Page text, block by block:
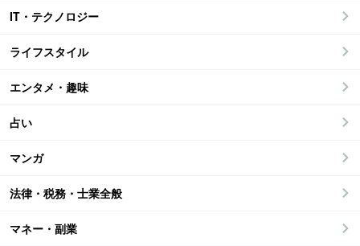
IT・テクノロジー
ライフスタイル
エンタメ・趣味
占い
マンガ
法律・税務・士業全般
マネー・副業